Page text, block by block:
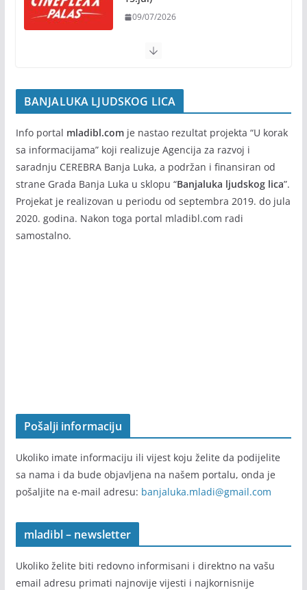
09/07/2026
BANJALUKA LJUDSKOG LICA
Info portal mladibl.comje nastao rezultat projekta “U korak
sa informacijama” koji realizuje Agencija za razvoj i
saradnju CEREBRA Banja Luka, a podržan i finansiran od
strane Grada Banja Luka u sklopu “Banjaluka ljudskog lica”.
Projekat je realizovan u periodu od septembra 2019. do jula
2020. godina. Nakon toga portal mladibl.com radi
samostalno.
Pošalji informaciju
Ukoliko imate informaciju ili vijest koju želite da podijelite
sa nama i da bude objavljena na našem portalu, onda je
pošaljite na e-mail adresu: banjaluka.mladi@gmail.com
mladibl – newsletter
Ukoliko želite biti redovno informisani i direktno na vašu
email adresu primati najnovije vijesti i najkornisnije